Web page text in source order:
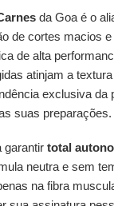
da Goa é o
de cortes macios
de alta
atinjam a
exclusiva da
suas preparações.
garantir total
neutra e sem
na fibra